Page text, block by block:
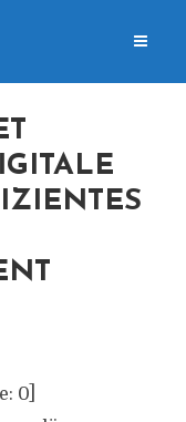
0]